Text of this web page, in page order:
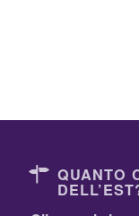
QUANTO